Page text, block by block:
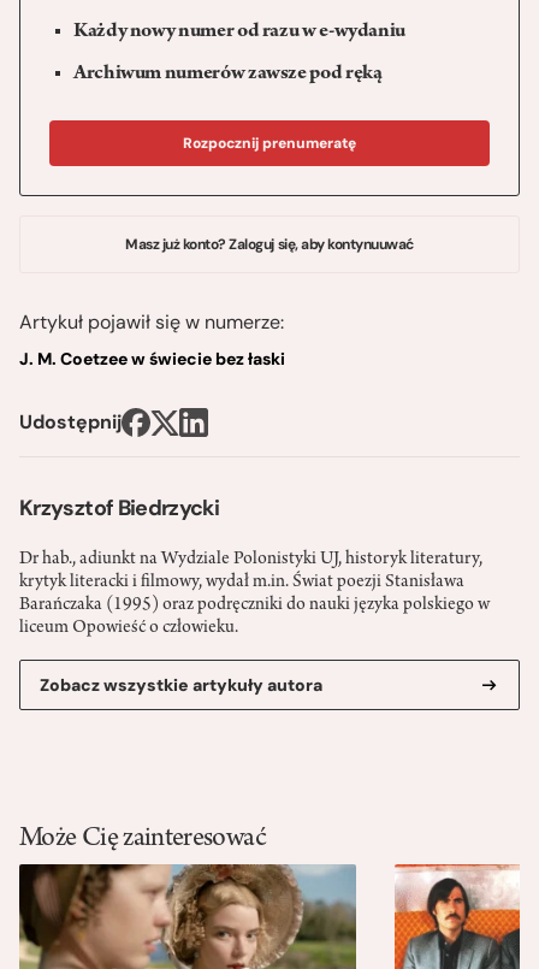
Krzysztof Biedrzycki
Dr hab., adiunkt na Wydziale Polonistyki UJ, historyk literatury,
krytyk literacki i filmowy, wydał m.in. Świat poezji Stanisława
Barańczaka (1995) oraz podręczniki do nauki języka polskiego w
liceum Opowieść o człowieku.
Zobacz wszystkie artykuły autora
Każdy nowy numer od razu w e-wydaniu
Archiwum numerów zawsze pod ręką
Rozpocznij prenumeratę
Masz już konto? Zaloguj się, aby kontynuuwać
Artykuł pojawił się w numerze:
J. M. Coetzee w świecie bez łaski
Udostępnij
Może Cię zainteresować